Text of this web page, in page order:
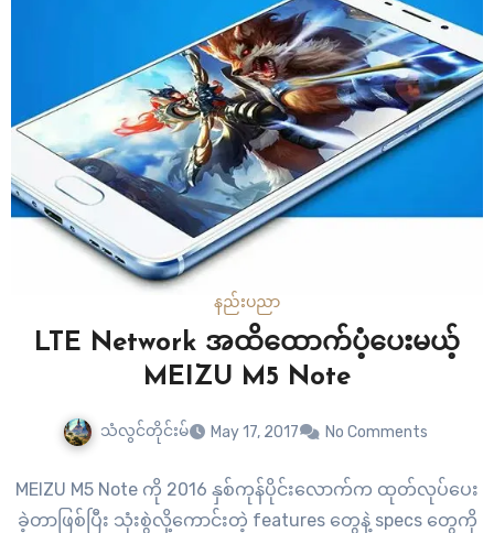
အစိုးရနဲ့ပြည်သူ့တွေ့ဆုံပွဲဘယ်လိုပုံစံမျိုးလုပ်သင့်သလဲ မွေးခွန်း
အရပြည်သူတစ်ဦးအနေနဲ့ပြည်သူ့အစိုးရဖြစ်လာရေး ပြည်သူများ
ရဲ့လက်သန်းပေါင်းများစွာတွေကလက်ပေါင်းများစွာမှင်
အစွန်းအထင်းပြီးထောက်ခံခဲ့ကြတယ်။ ပြည်သူများရဲ့လက်သန်း
မှင်စွန်းထောက်ခံခြင်းအား ကျေးဇူးပြန်ဆပ်ဖို့ပြည်သူ့အစိုးရမှာ
တာဝန်ရှိတယ်။ ပြည်သူတွေနဲ့လက်ပွန်းတသီး တပြေးညီ၊မိသားစု
အသွင် တွေ့ဆုံမှုများလည်းဖြစ်သင့်တယ်။…
နည်းပညာ
LTE Network အထိထောက်ပံ့ပေးမယ့်
MEIZU M5 Note
သံလွင်တိုင်းမ် May 17, 2017 No Comments
MEIZU M5 Note ကို 2016 နှစ်ကုန်ပိုင်းလောက်က ထုတ်လုပ်ပေး
ခဲ့တာဖြစ်ပြီး သုံးစွဲလို့ကောင်းတဲ့ features တွေနဲ့ specs တွေကို